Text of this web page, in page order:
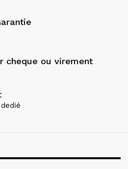
cheque ou virement